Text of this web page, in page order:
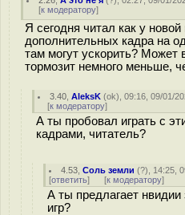
[к модератору]
Я сегодня читал как у
дополнительных кадра на
там могут ускорить? Может
тормозит немного меньше,
3.40 ,AleksK (ok), 09:16, 09/01/
[к модератору]
А ты пробовал играть с
кадрами, читатель?
4.53 ,Соль земли (?), 14:25,
[ответить] [к модератору]
А ты предлагает нвидии
игр?